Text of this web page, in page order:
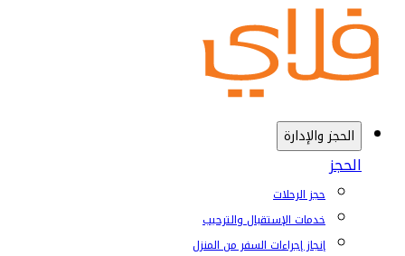
الحجز والإدارة
الحجز
حجز الرحلات
خدمات الإستقبال والترحيب
إنجاز إجراءات السفر من المنزل